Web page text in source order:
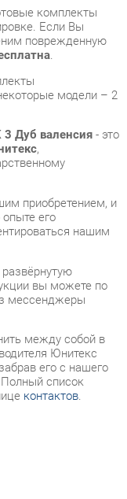
модели – 2
валенсия
его
нашим
вы можете по
между собой в
Юнитекс
его с нашего
список
мнением.